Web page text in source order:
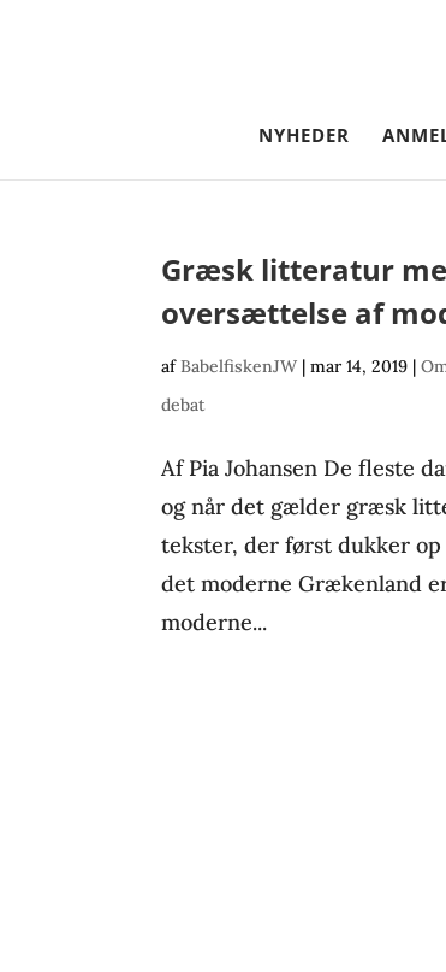
NYHEDER
Græsk litteratur
oversættelse af
afBabelfiskenJW |mar 14, 2019 |
debat
Af Pia Johansen De fleste
og når det gælder græsk
tekster, der først dukker
det moderne Grækenland
moderne...